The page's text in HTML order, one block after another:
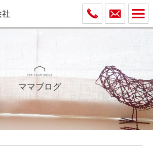
ママブログ